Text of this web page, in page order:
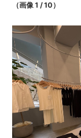
（画像 1 / 10）